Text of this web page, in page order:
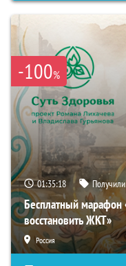
-100%
01:35:17
Бесплатный марафон
восстановить ЖКТ»
Россия